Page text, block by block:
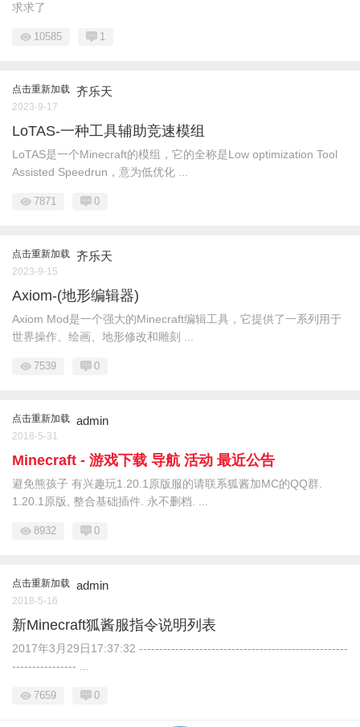
求求了
10585 1
点击重新加载 齐乐天
2023-9-17
LoTAS-一种工具辅助竞速模组
LoTAS是一个Minecraft的模组，它的全称是Low optimization Tool
Assisted Speedrun，意为低优化 ...
7871 0
点击重新加载 齐乐天
2023-9-15
Axiom-(地形编辑器)
Axiom Mod是一个强大的Minecraft编辑工具，它提供了一系列用于
世界操作、绘画、地形修改和雕刻 ...
7539 0
点击重新加载 admin
2018-5-31
Minecraft - 游戏下载 导航 活动 最近公告
避免熊孩子 有兴趣玩1.20.1原版服的请联系狐酱加MC的QQ群.
1.20.1原版, 整合基础插件. 永不删档. ...
8932 0
点击重新加载 admin
2018-5-16
新Minecraft狐酱服指令说明列表
2017年3月29日17:37:32 ----------------------------------------------------
---------------- ...
7659 0